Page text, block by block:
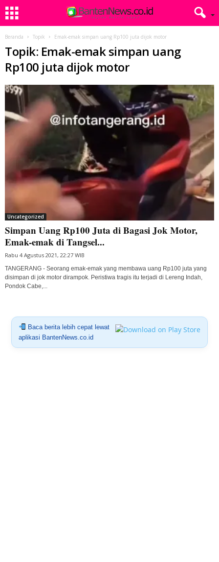
Beranda Topik Emak-emak simpan uang Rp100 juta dijok motor
Topik: Emak-emak simpan uang
Rp100 juta dijok motor
Uncategorized
Simpan Uang Rp100 Juta di Bagasi Jok Motor,
Emak-emak di Tangsel...
Rabu 4 Agustus 2021, 22:27 WIB
TANGERANG - Seorang emak-emak yang membawa uang Rp100 juta yang
disimpan di jok motor dirampok. Peristiwa tragis itu terjadi di Lereng Indah,
Pondok Cabe,...
Baca berita lebih cepat lewat
aplikasi BantenNews.co.id